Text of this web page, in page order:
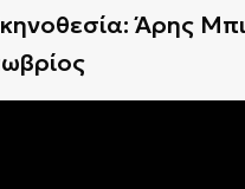
Άρης